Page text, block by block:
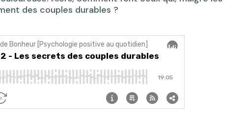
des couples durables ?